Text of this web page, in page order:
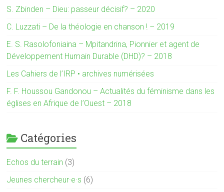
S. Zbinden – Dieu: passeur décisif? – 2020
C. Luzzati – De la théologie en chanson ! – 2019
E. S. Rasolofoniaina – Mpitandrina, Pionnier et agent de
Développement Humain Durable (DHD)? – 2018
Les Cahiers de l’IRP • archives numérisées
F. F. Houssou Gandonou – Actualités du féminisme dans les
églises en Afrique de l’Ouest – 2018
Catégories
Echos du terrain (3)
Jeunes chercheur·e·s (6)